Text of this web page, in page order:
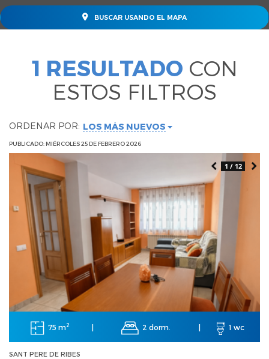
BUSCAR USANDO EL MAPA
1 RESULTADO CON
ESTOS FILTROS
ORDENAR POR: LOS MÁS NUEVOS
PUBLICADO: MIÉRCOLES 25 DE FEBRERO 2026
1 / 12
75 m2 2 dorm. 1 wc
SANT PERE DE RIBES